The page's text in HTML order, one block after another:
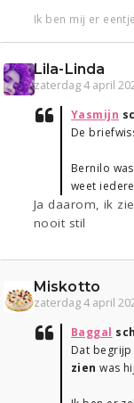
Ik ben mij er eentje
Lila-Linda
zaterdag 4 april
Yasmijn
De
Bernilo
weet
Ja daarom, ik
nooit stil
Miskotto
zaterdag 4 april
Baggal
Dat
zien was